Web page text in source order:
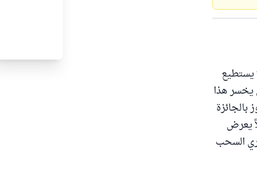
يستطيع
يخسر هذا
يعرض
السحب